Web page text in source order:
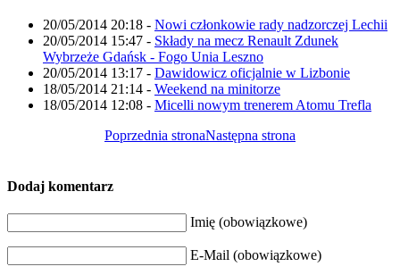
20/05/2014 20:18 - Nowi członkowie rady nadzorczej Lechii
20/05/2014 15:47 - Składy na mecz Renault Zdunek
Wybrzeże Gdańsk - Fogo Unia Leszno
20/05/2014 13:17 - Dawidowicz oficjalnie w Lizbonie
18/05/2014 21:14 - Weekend na minitorze
18/05/2014 12:08 - Micelli nowym trenerem Atomu Trefla
Poprzednia stronaNastępna strona
Dodaj komentarz
Imię (obowiązkowe)
E-Mail (obowiązkowe)